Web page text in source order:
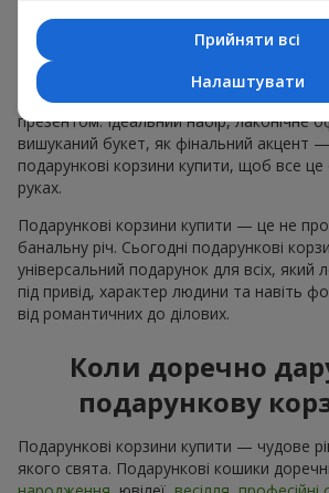
можете набір подарункові корзини
корзина з вишуканими смаколиками до
смачним чаєм чи, навіть, алкогольними
ідеальним доповненням до квітів або
презентом. Ідеальний набір, лаконічне
вишуканий букет, як фінальний акцент
подарункові корзини купити, щоб все
руках.
Подарункові корзини купити — це не
банальну річ. Сьогодні подарункові
універсальний подарунок для всіх, який
під привід, характер людини та навіть
від романтичних до ділових.
Коли доречно
подарункову
Подарункові корзини купити — чудове
якого свята. Подарункові кошики
Прийняти всі
Налаштувати